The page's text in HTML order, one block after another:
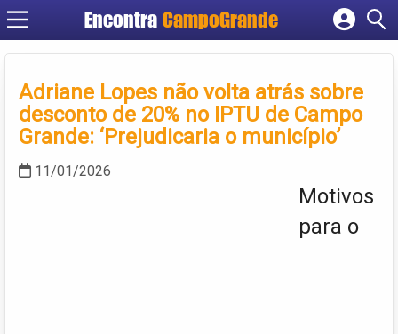
Encontra CampoGrande
Cadastrar empresa
Criar conta
Adriane Lopes não volta atrás sobre
desconto de 20% no IPTU de Campo
Grande: ‘Prejudicaria o município’
11/01/2026
Motivos
para o